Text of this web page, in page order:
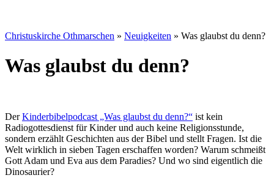
Christuskirche Othmarschen » Neuigkeiten » Was glaubst du denn?
Was glaubst du denn?
DerKinderbibelpodcast „Was glaubst du denn?“ ist kein
Radiogottesdienst für Kinder und auch keine Religionsstunde,
sondern erzählt Geschichten aus der Bibel und stellt Fragen. Ist die
Welt wirklich in sieben Tagen erschaffen worden? Warum schmeißt
Gott Adam und Eva aus dem Paradies? Und wo sind eigentlich die
Dinosaurier?